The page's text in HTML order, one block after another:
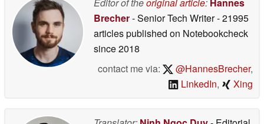
Brecher- Senior Tech Writer- 21995
articles published on Notebookcheck
since 2018
contact me via:
@HannesBrecher,
LinkedIn, Xing